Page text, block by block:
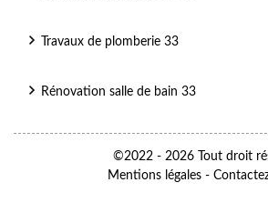
Travaux de plomberie 33
Rénovation salle de bain 33
©2022 - 2026 Tout droit
Mentions légales-